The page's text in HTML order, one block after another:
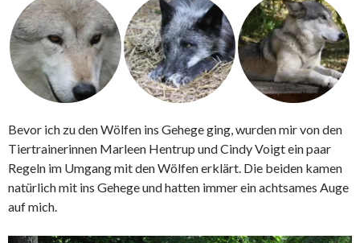
Bevor ich zu den Wölfen ins Gehege ging, wurden mir von den
Tiertrainerinnen Marleen Hentrup und Cindy Voigt ein paar
Regeln im Umgang mit den Wölfen erklärt. Die beiden kamen
natürlich mit ins Gehege und hatten immer ein achtsames Auge
auf mich.